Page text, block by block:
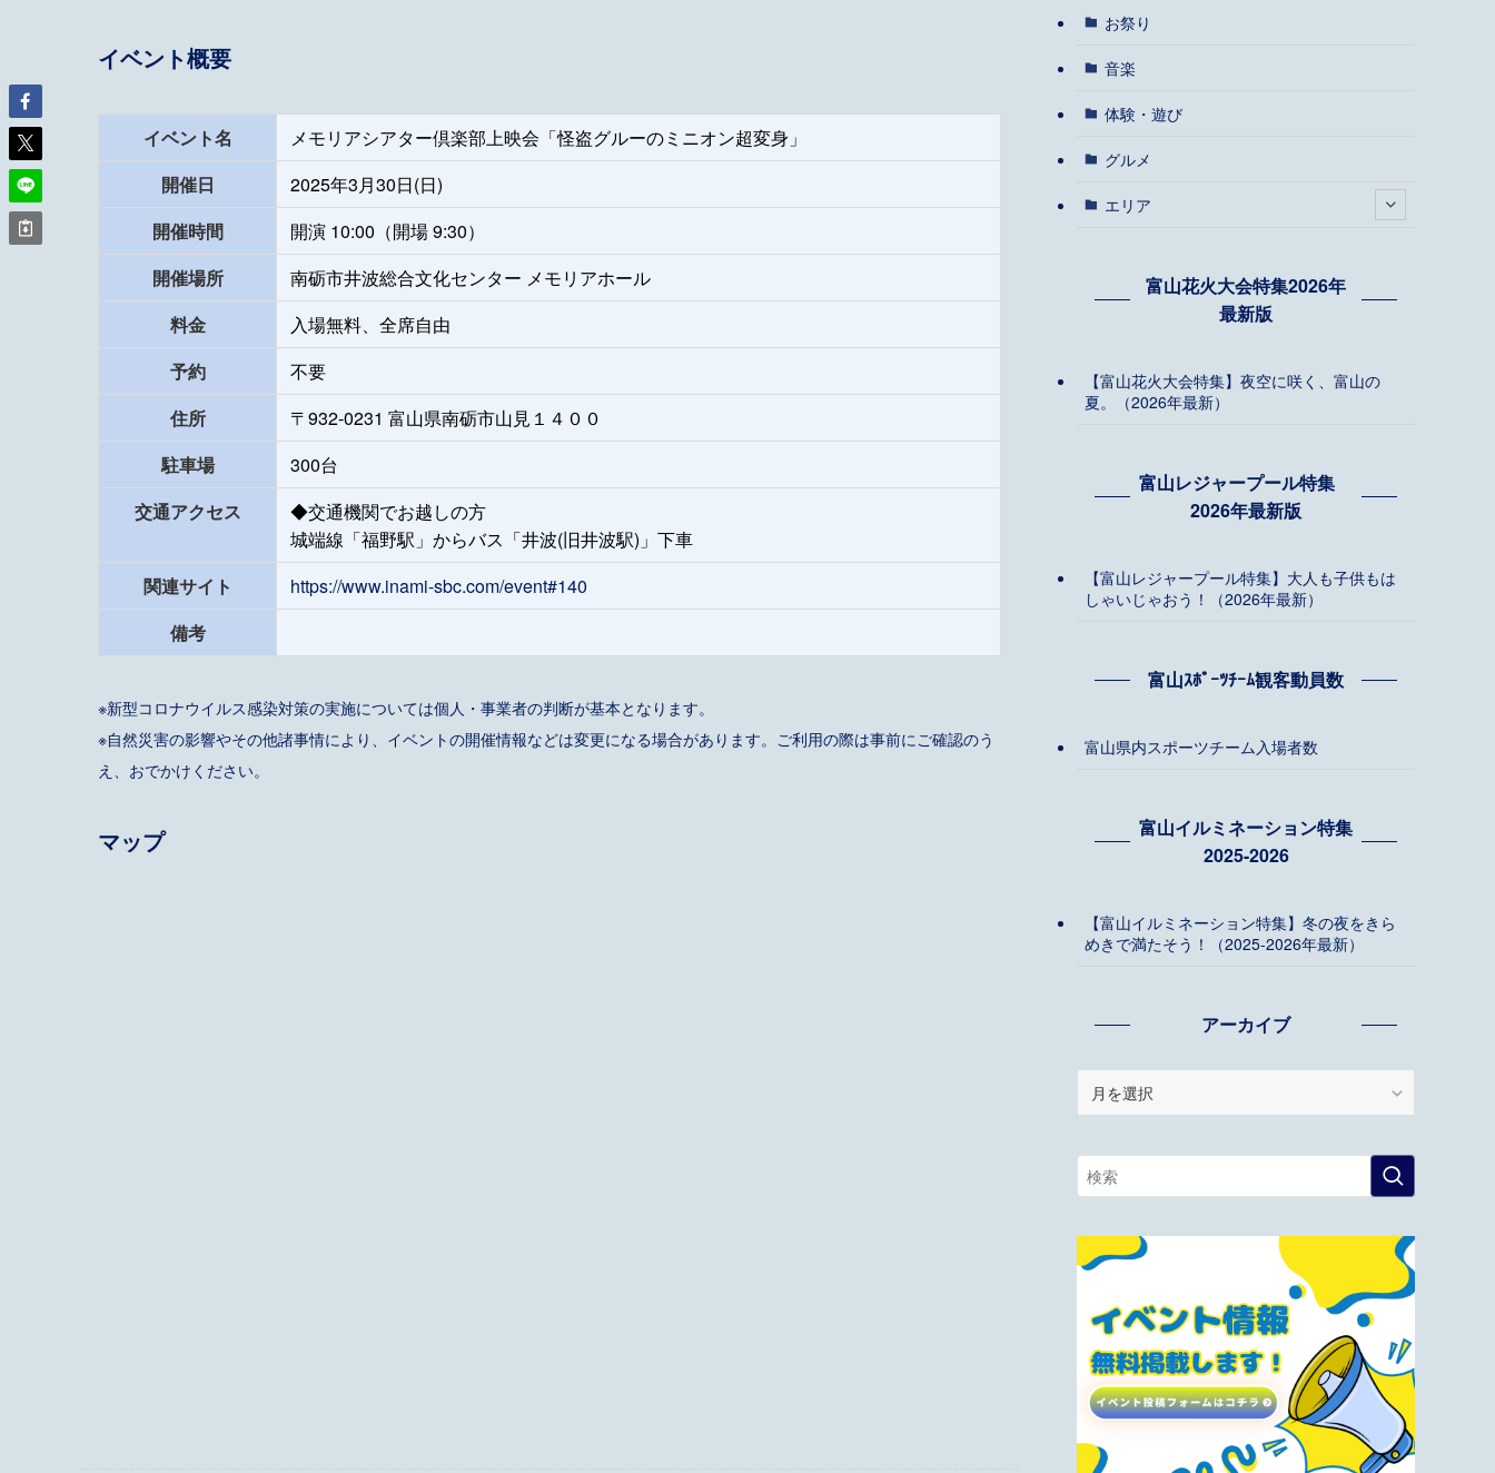
イベント概要
イベント名
メモリアシアター倶楽部上映会「怪盗グルーのミニオン超変身」
開催日
2025年3月30日(日)
開催時間
開演 10:00（開場 9:30）
開催場所
南砺市井波総合文化センター メモリアホール
料金
入場無料、全席自由
予約
不要
住所
〒932-0231 富山県南砺市山見１４００
駐車場
300台
交通アクセス
◆交通機関でお越しの方
城端線「福野駅」からバス「井波(旧井波駅)」下車
関連サイト
https://www.inami-sbc.com/event#140
備考
※新型コロナウイルス感染対策の実施については個人・事業者の判断が基本となります。
※自然災害の影響やその他諸事情により、イベントの開催情報などは変更になる場合があります。ご利用の際は事前にご確認のう
え、おでかけください。
マップ
お祭り
音楽
体験・遊び
グルメ
エリア
富山花火大会特集2026年
最新版
【富山花火大会特集】夜空に咲く、富山の
夏。（2026年最新）
富山レジャープール特集
2026年最新版
【富山レジャープール特集】大人も子供もは
しゃいじゃおう！（2026年最新）
富山ｽﾎﾟｰﾂﾁｰﾑ観客動員数
富山県内スポーツチーム入場者数
富山イルミネーション特集
2025-2026
【富山イルミネーション特集】冬の夜をきら
めきで満たそう！（2025-2026年最新）
アーカイブ
イ
ブ